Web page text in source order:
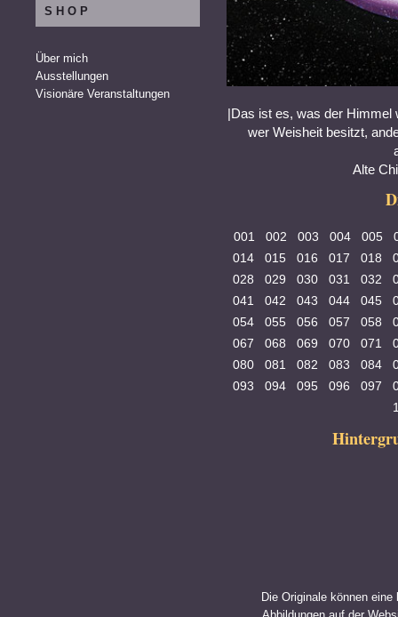
SHOP
Über mich
Ausstellungen
Visionäre Veranstaltungen
|Das ist es, was der Himmel
wer Weisheit besitzt,
Alte
001 002 003 004 005
014
015 016 017 018
028
029 030 031 032
041
042 043 044 045
054
055 056 057 058
067
068 069 070 071
080
081 082 083 084
093
094 095 096 097
Die Originale können